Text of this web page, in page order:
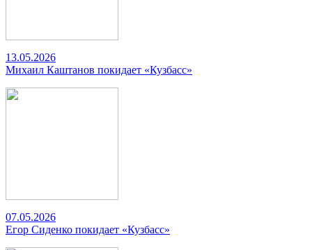
13.05.2026
Михаил Каштанов покидает «Кузбасс»
07.05.2026
Егор Сиденко покидает «Кузбасс»